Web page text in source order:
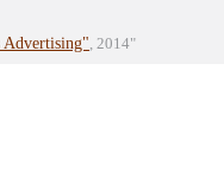
Advertising", 2014"